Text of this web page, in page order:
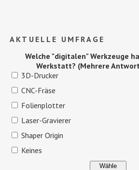
AKTUELLE UMFRAGE
Welche "digitalen" Werkzeuge
Werkstatt? (Mehrere
3D-Drucker
CNC-Fräse
Folienplotter
Laser-Gravierer
Shaper Origin
Keines